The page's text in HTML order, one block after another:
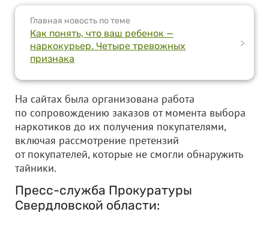
Главная новость по теме
Как понять, что ваш ребенок —
наркокурьер. Четыре тревожных
признака
>
На сайтах была организована работа
по сопровождению заказов от момента выбора
наркотиков до их получения покупателями,
включая рассмотрение претензий
от покупателей, которые не смогли обнаружить
тайники.
Пресс-служба Прокуратуры
Свердловской области: